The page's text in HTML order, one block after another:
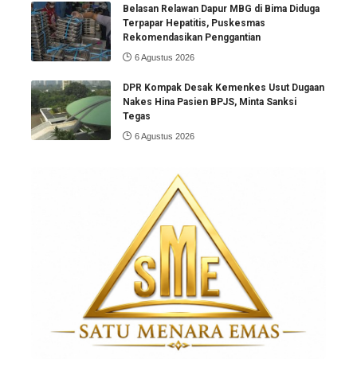
Belasan Relawan Dapur MBG di Bima Diduga
Terpapar Hepatitis, Puskesmas
Rekomendasikan Penggantian
6 Agustus 2026
DPR Kompak Desak Kemenkes Usut Dugaan
Nakes Hina Pasien BPJS, Minta Sanksi
Tegas
6 Agustus 2026